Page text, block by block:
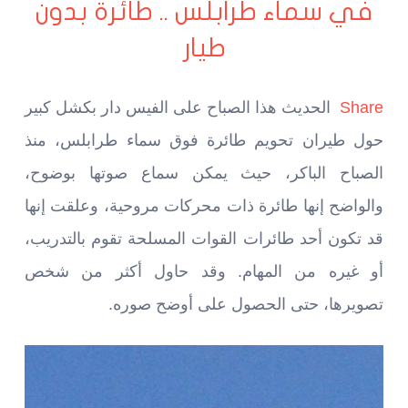
في سماء طرابلس .. طائرة بدون
طيار
Share
الحديث هذا الصباح على الفيس دار بكشل كبير
حول طيران تحويم طائرة فوق سماء طرابلس، منذ
الصباح الباكر، حيث يمكن سماع صوتها بوضوح،
والواضح إنها طائرة ذات محركات مروحية، وعلقت إنها
قد تكون أحد طائرات القوات المسلحة تقوم بالتدريب،
أو غيره من المهام. وقد حاول أكثر من شخص
تصويرها، حتى الحصول على أوضح صوره.